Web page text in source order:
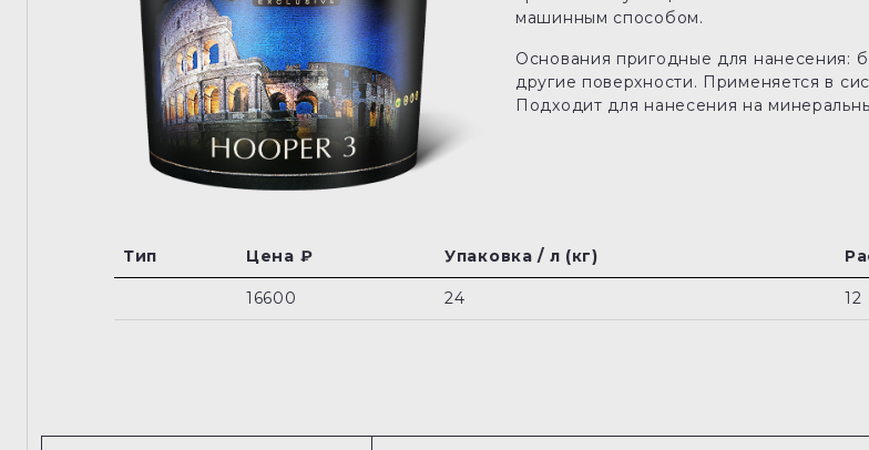
машинным способом.
Основания пригодные для нанесения:
другие поверхности. Применяется в
Подходит для нанесения на
Тип Цена ₽ Упаковка / л (кг)
16600 24 12